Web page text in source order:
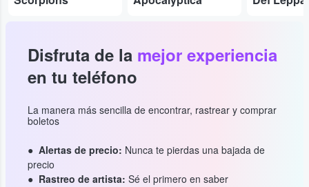
Disfruta de la mejor experiencia
en tu teléfono
La manera más sencilla de encontrar, rastrear y comprar
boletos
Alertas de precio: Nunca te pierdas una bajada de
precio
Rastreo de artista: Sé el primero en saber